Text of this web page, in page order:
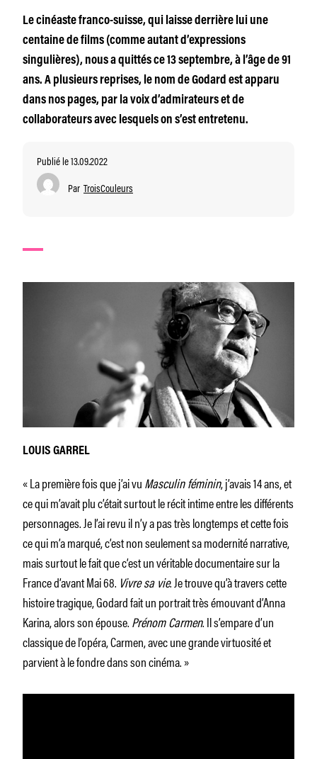
Le cinéaste franco-suisse, qui laisse derrière lui une
centaine de films (comme autant d’expressions
singulières), nous a quittés ce 13 septembre, à l’âge de 91
ans. A plusieurs reprises, le nom de Godard est apparu
dans nos pages, par la voix d’admirateurs et de
collaborateurs avec lesquels on s’est entretenu.
Publié le 13.09.2022
Par TroisCouleurs
LOUIS GARREL
« La première fois que j’ai vuMasculin féminin, j’avais 14 ans, et
ce qui m’avait plu c’était surtout le récit intime entre les différents
personnages. Je l’ai revu il n’y a pas très longtemps et cette fois
ce qui m’a marqué, c’est non seulement sa modernité narrative,
mais surtout le fait que c’est un véritable documentaire sur la
France d’avant Mai 68. Vivre sa vie. Je trouve qu’à travers cette
histoire tragique, Godard fait un portrait très émouvant d’Anna
Karina, alors son épouse.Prénom Carmen. Il s’empare d’un
classique de l’opéra, Carmen, avec une grande virtuosité et
parvient à le fondre dans son cinéma. »